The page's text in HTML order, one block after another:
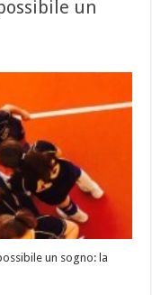
un
un sogno: la